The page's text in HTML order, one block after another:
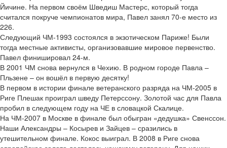
Йичине. На первом своём Шведиш Мастерс, который тогда
считался покруче чемпионатов мира, Павел занял 70-е место из
226.
Следующий ЧМ-1993 состоялся в экзотическом Париже! Были
тогда местные активисты, организовавшие мировое первенство.
Павел финишировал 24-м.
В 2001 ЧМ снова вернулся в Чехию. В родном городе Павла –
Пльзене – он вошёл в первую десятку!
В первом в истории финале ветеранского разряда на ЧМ-2005 в
Риге Плешак проиграл шведу Петерссону. Золотой час для Павла
пробил в следующем году на ЧЕ в словацкой Скалице.
На ЧМ-2007 в Москве в финале был обыгран «дедушка» Свенссон.
Наши Александры – Косырев и Зайцев – сразились в
утешительном финале. Кокос выиграл. В 2008 в Риге снова